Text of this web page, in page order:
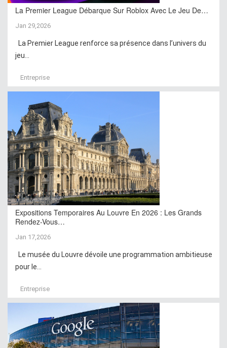
La Premier League Débarque Sur Roblox Avec Le Jeu De…
Jan 29,2026
La Premier League renforce sa présence dans l’univers du
jeu...
Entreprise
Expositions Temporaires Au Louvre En 2026 : Les Grands
Rendez-Vous…
Jan 17,2026
Le musée du Louvre dévoile une programmation ambitieuse
pour le...
Entreprise